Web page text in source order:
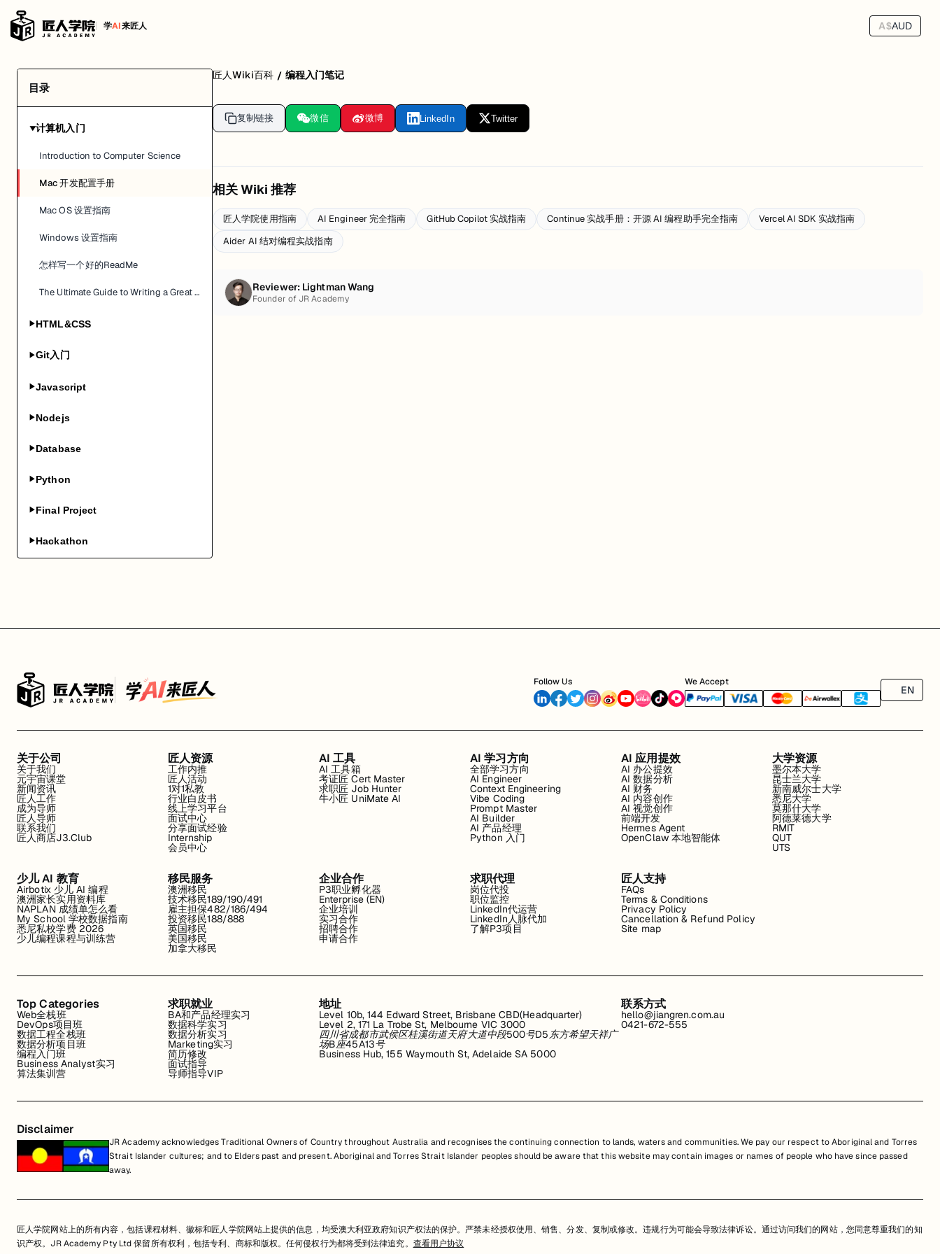
学AI来匠人 A$AUD
目录
▶计算机入门
Introduction to Computer Science
Mac 开发配置手册
Mac OS 设置指南
Windows 设置指南
怎样写一个好的ReadMe
The Ultimate Guide to Writing a Great README.md for Your Project
▶HTML&CSS
▶Git入门
▶Javascript
▶Nodejs
▶Database
▶Python
▶Final Project
▶Hackathon
匠人Wiki百科 / 编程入门笔记
复制链接 微信 微博 LinkedIn Twitter
相关 Wiki 推荐
匠人学院使用指南 AI Engineer 完全指南 GitHub Copilot 实战指南 Continue 实战手册：开源 AI 编程助手完全指南
Vercel AI SDK 实战指南
Aider AI 结对编程实战指南
Reviewer: Lightman Wang
Founder of JR Academy
Follow Us We Accept
EN
关于公司
关于我们
元宇宙课堂
新闻资讯
匠人工作
成为导师
匠人导师
联系我们
匠人商店J3.Club
匠人资源
工作内推
匠人活动
1对1私教
行业白皮书
线上学习平台
面试中心
分享面试经验
Internship
会员中心
AI 工具
AI 工具箱
考证匠 Cert Master
求职匠 Job Hunter
牛小匠 UniMate AI
AI 学习方向
全部学习方向
AI Engineer
Context Engineering
Vibe Coding
Prompt Master
AI Builder
AI 产品经理
Python 入门
AI 应用提效
AI 办公提效
AI 数据分析
AI 财务
AI 内容创作
AI 视觉创作
前端开发
Hermes Agent
OpenClaw 本地智能体
大学资源
墨尔本大学
昆士兰大学
新南威尔士大学
悉尼大学
莫那什大学
阿德莱德大学
RMIT
QUT
UTS
少儿 AI 教育
Airbotix 少儿 AI 编程
澳洲家长实用资料库
NAPLAN 成绩单怎么看
My School 学校数据指南
悉尼私校学费 2026
少儿编程课程与训练营
移民服务
澳洲移民
技术移民189/190/491
雇主担保482/186/494
投资移民188/888
英国移民
美国移民
加拿大移民
企业合作
P3职业孵化器
Enterprise (EN)
企业培训
实习合作
招聘合作
申请合作
求职代理
岗位代投
职位监控
LinkedIn代运营
LinkedIn人脉代加
了解P3项目
匠人支持
FAQs
Terms & Conditions
Privacy Policy
Cancellation & Refund Policy
Site map
Top Categories
Web全栈班
DevOps项目班
数据工程全栈班
数据分析项目班
编程入门班
Business Analyst实习
算法集训营
求职就业
BA和产品经理实习
数据科学实习
数据分析实习
Marketing实习
简历修改
面试指导
导师指导VIP
地址
Level 10b, 144 Edward Street, Brisbane CBD(Headquarter)
Level 2, 171 La Trobe St, Melbourne VIC 3000
四川省成都市武侯区桂溪街道天府大道中段500号D5东方希望天祥广
场B座45A13号
Business Hub, 155 Waymouth St, Adelaide SA 5000
联系方式
hello@jiangren.com.au
0421-672-555
Disclaimer
JR Academy acknowledges Traditional Owners of Country throughout Australia and recognises the continuing connection to lands, waters and communities. We pay our respect to Aboriginal and Torres
Strait Islander cultures; and to Elders past and present. Aboriginal and Torres Strait Islander peoples should be aware that this website may contain images or names of people who have since passed
away.
匠人学院网站上的所有内容，包括课程材料、徽标和匠人学院网站上提供的信息，均受澳大利亚政府知识产权法的保护。严禁未经授权使用、销售、分发、复制或修改。违规行为可能会导致法律诉讼。通过访问我们的网站，您同意尊重我们的知
识产权。JR Academy Pty Ltd 保留所有权利，包括专利、商标和版权。任何侵权行为都将受到法律追究。 查看用户协议